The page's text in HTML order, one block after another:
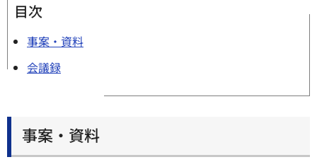
目次
事案・資料
会議録
事案・資料